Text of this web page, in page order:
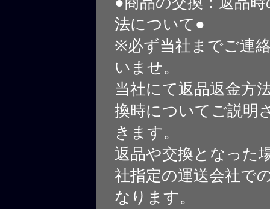
法について●
※必ず当社までご連
いませ。
当社にて返品返金方
換時についてご説明
きます。
返品や交換となった
社指定の運送会社で
なります。